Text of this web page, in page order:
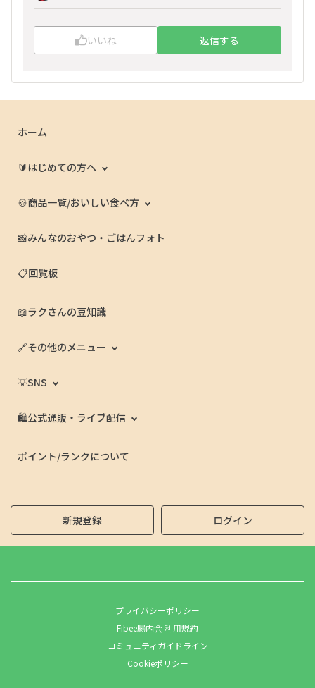
いいね 返信する
ホーム
🔰はじめての方へ
🍪商品一覧/おいしい食べ方
📸みんなのおやつ・ごはんフォト
📋回覧板
📖ラクさんの豆知識
🔗その他のメニュー
💡SNS
🛍️公式通販・ライブ配信
ポイント/ランクについて
新規登録 ログイン
プライバシーポリシー
Fibee腸内会 利用規約
コミュニティガイドライン
Cookieポリシー